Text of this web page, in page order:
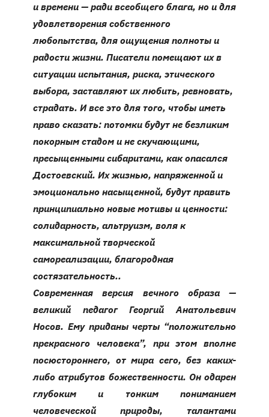
и времени — ради всеобщего блага, но и для
удовлетворения собственного
любопытства, для ощущения полноты и
радости жизни. Писатели помещают их в
ситуации испытания, риска, этического
выбора, заставляют их любить, ревновать,
страдать. И все это для того, чтобы иметь
право сказать: потомки будут не безликим
покорным стадом и не скучающими,
пресыщенными сибаритами, как опасался
Достоевский. Их жизнью, напряженной и
эмоционально насыщенной, будут править
принципиально новые мотивы и ценности:
солидарность, альтруизм, воля к
максимальной творческой
самореализации, благородная
состязательность..
Современная версия вечного образа —
великий педагог Георгий Анатольевич
Носов. Ему приданы черты “положительно
прекрасного человека”, при этом вполне
посюстороннего, от мира сего, без каких-
либо атрибутов божественности. Он одарен
глубоким и тонким пониманием
человеческой природы, талантами